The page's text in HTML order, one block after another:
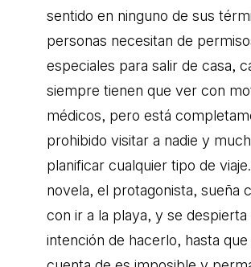
sentido en ninguno de sus
personas necesitan de
especiales para salir de casa,
siempre tienen que ver con
médicos, pero está
prohibido visitar a nadie y
planificar cualquier tipo de
novela, el protagonista, sueña
con ir a la playa, y se despierta
intención de hacerlo, hasta que